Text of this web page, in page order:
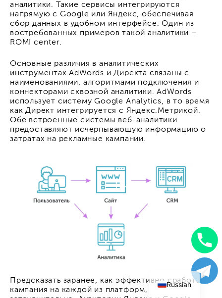
аналитики. Такие сервисы интегрируются
напрямую с Google или Яндекс, обеспечивая
сбор данных в удобном интерфейсе. Один из
востребованных примеров такой аналитики –
ROMI center.
Основные различия в аналитических
инструментах AdWords и Директа связаны с
наименованиями, алгоритмами подключения и
коннекторами сквозной аналитики. AdWords
использует систему Google Analytics, в то время
как Директ интегрируется с Яндекс.Метрикой.
Обе встроенные системы веб-аналитики
предоставляют исчерпывающую информацию о
затратах на рекламные кампании.
Предсказать заранее, как эффективно сработает
кампания на каждой из платформ,
Russian